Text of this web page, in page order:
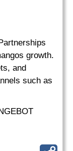
growth.
and
such as